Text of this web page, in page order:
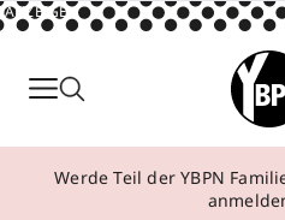
ANZEIGE
Parfum
Make-up
Werde Teil der YBPN